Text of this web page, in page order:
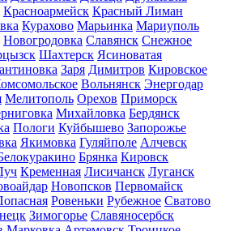
Красноармейск Красный Лиман
Курахово Марьинка Мариуполь
Новогродовка Славянск Снежное
Шахтерск Ясиноватая
Заря Димитров Кировское
Вольнянск Энергодар
Мелитополь Орехов Приморск
Михайловка Бердянск
Пологи Куйбышево Запорожье
Якимовка Гуляйполе Алчевск
Брянка Кировск
Кременная Лисичанск Луганск
Новопсков Первомайск
Ровеньки Рубежное Сватово
Зимогорье Славяносербск